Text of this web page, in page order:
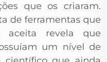
que os criaram.
de ferramentas que
aceita revela que
um nível de